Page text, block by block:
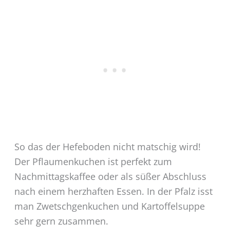
So das der Hefeboden nicht matschig wird!
Der Pflaumenkuchen ist perfekt zum
Nachmittagskaffee oder als süßer Abschluss
nach einem herzhaften Essen. In der Pfalz isst
man Zwetschgenkuchen und Kartoffelsuppe
sehr gern zusammen.